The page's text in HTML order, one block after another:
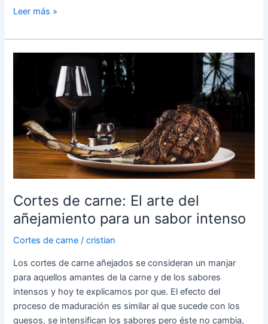
Leer más »
Cortes de carne: El arte del
añejamiento para un sabor intenso
Cortes de carne /cristian
Los cortes de carne añejados se consideran un manjar
para aquellos amantes de la carne y de los sabores
intensos y hoy te explicamos por que. El efecto del
proceso de maduración es similar al que sucede con los
quesos, se intensifican los sabores pero éste no cambia,
añejamiento
para
un
intenso